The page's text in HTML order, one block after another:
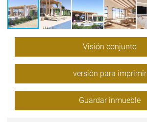
Visión conjunto
versión para imprimir
Guardar inmueble